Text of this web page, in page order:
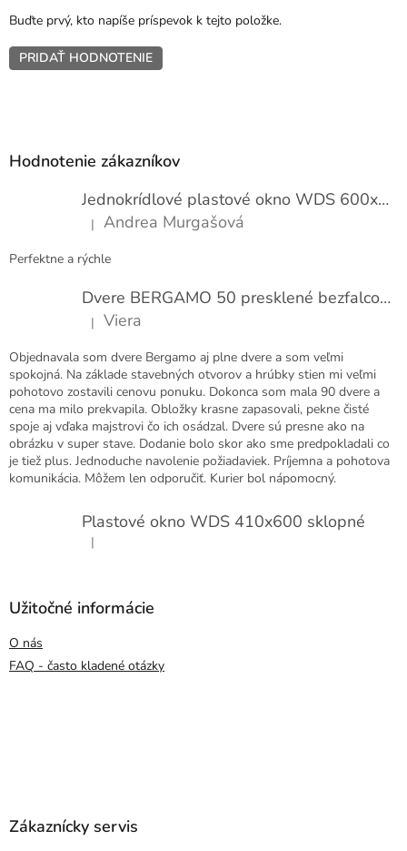
Buďte prvý, kto napíše príspevok k tejto položke.
PRIDAŤ HODNOTENIE
Hodnotenie zákazníkov
Jednokrídlové plastové okno WDS 600x1000
Hodnotenie produktu je 5 z 5 hviezdičiek.
| Andrea Murgašová
Perfektne a rýchle
Dvere BERGAMO 50 presklené bezfalcové EXTRA
Hodnotenie produktu je 5 z 5 hviezdičiek.
| Viera
Objednavala som dvere Bergamo aj plne dvere a som veľmi
spokojná. Na základe stavebných otvorov a hrúbky stien mi veľmi
pohotovo zostavili cenovu ponuku. Dokonca som mala 90 dvere a
cena ma milo prekvapila. Obložky krasne zapasovali, pekne čisté
spoje aj vďaka majstrovi čo ich osádzal. Dvere sú presne ako na
obrázku v super stave. Dodanie bolo skor ako sme predpokladali co
je tiež plus. Jednoduche navolenie požiadaviek. Príjemna a pohotova
komunikácia. Môžem len odporučiť. Kurier bol nápomocný.
Plastové okno WDS 410x600 sklopné
Hodnotenie produktu je 5 z 5 hviezdičiek.
|
Užitočné informácie
O nás
FAQ - často kladené otázky
Zákaznícky servis